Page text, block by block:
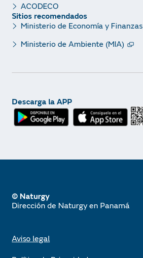
Descarga la APP
ACODECO
Sitios recomendados
Ministerio de Economía y Finanzas
Ministerio de Ambiente (MIA)
© Naturgy
Dirección de Naturgy en Panamá
Aviso legal